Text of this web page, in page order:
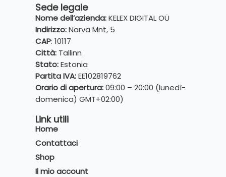
Sede legale
Nome dell’azienda:KELEX DIGITAL OÜ
Indirizzo:Narva Mnt, 5
CAP: 10117
Città: Tallinn
Stato:Estonia
Partita IVA:EE102819762
Orario di apertura:09:00 – 20:00 (lunedì-
domenica) GMT+02:00)
Link utili
Home
Contattaci
Shop
Il mio account